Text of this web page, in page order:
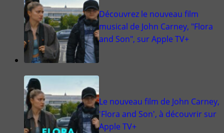
Découvrez le nouveau film
musical de John Carney, "Flora
and Son", sur Apple TV+
Le nouveau film de John Carney,
'Flora and Son', à découvrir sur
Apple TV+